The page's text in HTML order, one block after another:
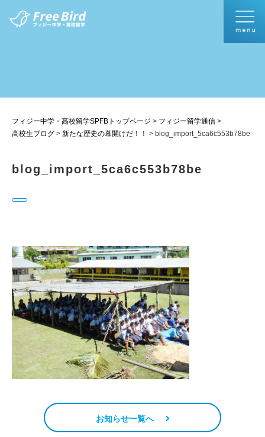
フィジー中学・高校留学SPFBトップページ > フィジー留学通信 >
高校生ブログ > 新たな歴史の幕開けだ！！ > blog_import_5ca6c553b78be
blog_import_5ca6c553b78be
お知らせ一覧へ